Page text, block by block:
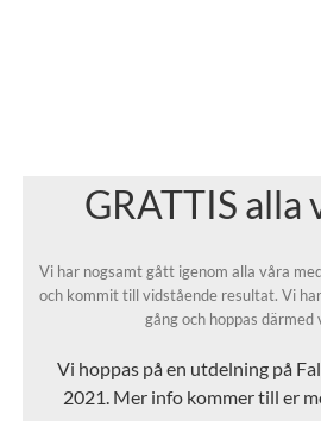
GRATTIS alla
Vi har nogsamt gått igenom alla våra
och kommit till vidstående resultat. Vi
gång och hoppas därmed
Vi hoppas på en utdelning på
2021. Mer info kommer till er